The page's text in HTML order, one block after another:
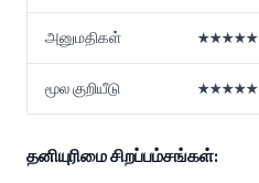
அனுமதிகள் ★★★★★
மூல குறியீடு ★★★★★
தனியுரிமை சிறப்பம்சங்கள்: